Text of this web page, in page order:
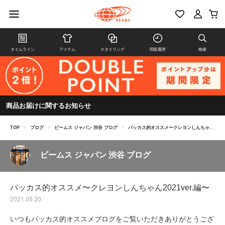
タイムライン アイテム スタイリング 閲覧履歴 検索
商品お届けに関するお知らせ
TOP > ブログ > ビームス ジャパン 渋谷 ブログ > バッカス的オススメ〜クレヨンしんちゃん2021ver.編〜
ビームス ジャパン 渋谷 ブログ
バッカス的オススメ〜クレヨンしんちゃん2021ver.編〜
2021.05.20
いつもバッカス的オススメブログをご覧いただきありがとうござ